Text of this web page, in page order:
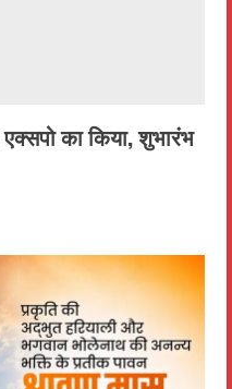
का किया, शुभारंभ